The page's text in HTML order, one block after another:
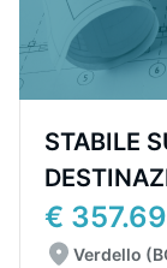
STABILE
€
Verdello